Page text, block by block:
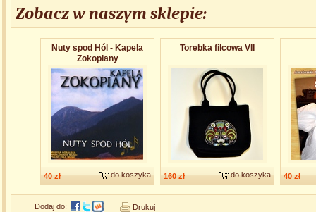
Zobacz w naszym sklepie:
Nuty spod Hól - Kapela
Zokopiany
40 zł do koszyka
Torebka filcowa VII
160 zł do koszyka 40 zł
Dodaj do: Drukuj